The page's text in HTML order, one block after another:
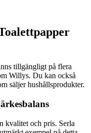
tillgängligt på flera
Willys. Du kan också
säljer hushållsprodukter.
kvalitet och pris. Serla